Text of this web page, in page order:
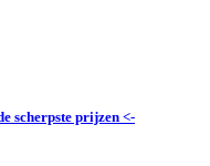
scherpste prijzen <-